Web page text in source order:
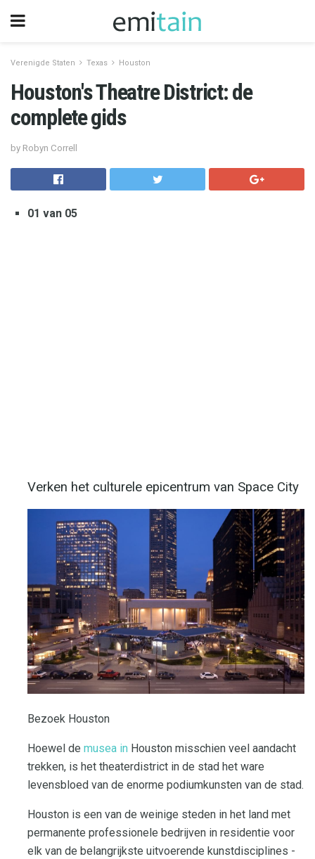
Verenigde Staten Texas Houston
Houston's Theatre District: de
complete gids
by Robyn Correll
01 van 05
Verken het culturele epicentrum van Space City
Bezoek Houston
Hoewel de musea in Houston misschien veel aandacht
trekken, is het theaterdistrict in de stad het ware
levensbloed van de enorme podiumkunsten van de stad.
Houston is een van de weinige steden in het land met
permanente professionele bedrijven in residentie voor
elk van de belangrijkste uitvoerende kunstdisciplines -